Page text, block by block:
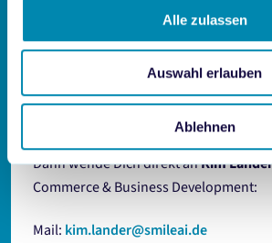
Alle zulassen
Auswahl erlauben
Ablehnen
Du möchtest mehr
diesem Thema?
Dann wende Dich direkt anKim Lander
Commerce & Business Development:
Mail: kim.lander@smileai.de